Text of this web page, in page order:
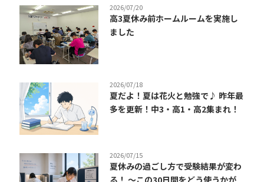
2026/07/20
高3夏休み前ホームルームを実施し
ました
2026/07/18
夏だよ！夏は花火と勉強で♪ 昨年最
多を更新！中3・高1・高2集まれ！
2026/07/15
夏休みの過ごし方で受験結果が変わ
る！ ～この30日間をどう使うかが